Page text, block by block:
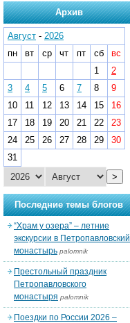
Архив
Август - 2026
пн
вт ср чт пт сб
вс
1
2
3
4 5 6 7 8
9
10
11 12 13 14 15
16
17
18 19 20 21 22
23
24
25 26 27 28 29
30
31
>
Последние темы блогов
“Храм у озера” – летние
экскурсии в Петропавловский
монастырь palomnik
Престольный праздник
Петропавловского
монастыря palomnik
Поездки по России 2026 –